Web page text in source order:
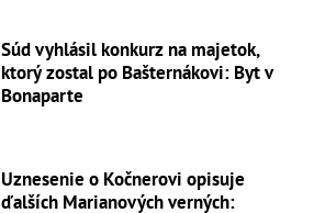
Súd vyhlásil konkurz na majetok,
ktorý zostal po Bašternákovi: Byt v
Bonaparte
Uznesenie o Kočnerovi opisuje
ďalších Marianových verných: